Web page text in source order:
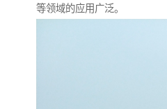
等领域的应用广泛。